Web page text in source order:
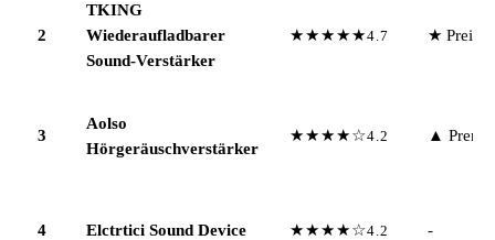
2
TKING
Wiederaufladbarer
Sound-Verstärker
★★★★★4.7 ★
3
Aolso
Hörgeräuschverstärker
★★★★☆4.2 ▲
4 Elctrtici Sound Device ★★★★☆4.2 -